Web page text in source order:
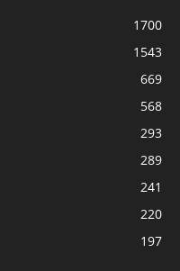
1700
1543
669
568
293
289
241
220
197